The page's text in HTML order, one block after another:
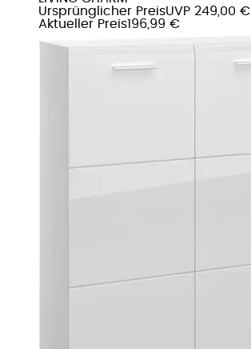
Ursprünglicher PreisUVP 249,00 €
Aktueller Preis196,99 €